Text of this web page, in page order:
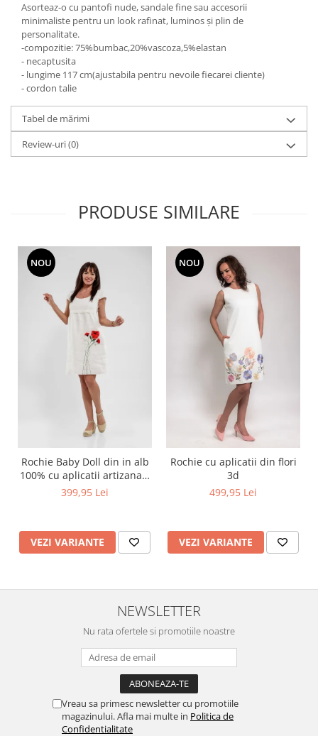
Asorteaz-o cu pantofi nude, sandale fine sau accesorii
minimaliste pentru un look rafinat, luminos și plin de
personalitate.
-compozitie: 75%bumbac,20%vascoza,5%elastan
- necaptusita
- lungime 117 cm(ajustabila pentru nevoile fiecarei cliente)
- cordon talie
Tabel de mărimi
Review-uri(0)
PRODUSE SIMILARE
NOU
Rochie Baby Doll din in alb
100% cu aplicatii artizanale
maci rosii
399,95 Lei
VEZI VARIANTE
NOU
Rochie cu aplicatii din flori
3d
499,95 Lei
VEZI VARIANTE
NEWSLETTER
Nu rata ofertele si promotiile noastre
Vreau sa primesc newsletter cu promotiile
magazinului. Afla mai multe in Politica de
Confidentialitate